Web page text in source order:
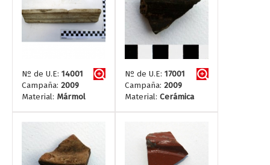
Nº de U.E: 14001
Campaña: 2009
Material: Mármol
Nº de U.E: 17001
Campaña: 2009
Material: Cerámica